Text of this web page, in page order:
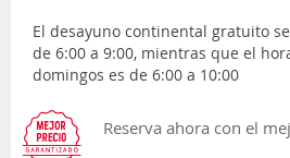
El desayuno continental gratuito
de 6:00 a 9:00, mientras que el
domingos es de 6:00 a 10:00
Reserva ahora con el